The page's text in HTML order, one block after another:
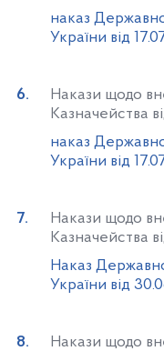
наказ
України від
Накази щодо
Казначейства
наказ
України від
Накази щодо
Казначейства
Наказ
України від
Накази щодо